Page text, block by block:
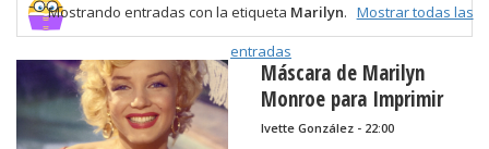
Mostrando entradas con la etiqueta Marilyn. Mostrar todas las
entradas
Máscara de Marilyn
Monroe para Imprimir
Gratis.
Ivette González - 22:00